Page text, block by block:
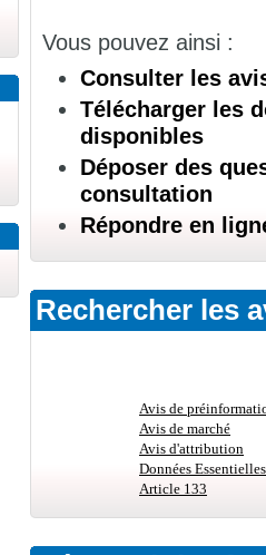
Vous pouvez ainsi :
Consulter les
Télécharger les
disponibles
Déposer des
consultation
Répondre en
Rechercher les
Avis de
Avis de marché
Avis d'attribution
Données Essentielles
Article 133